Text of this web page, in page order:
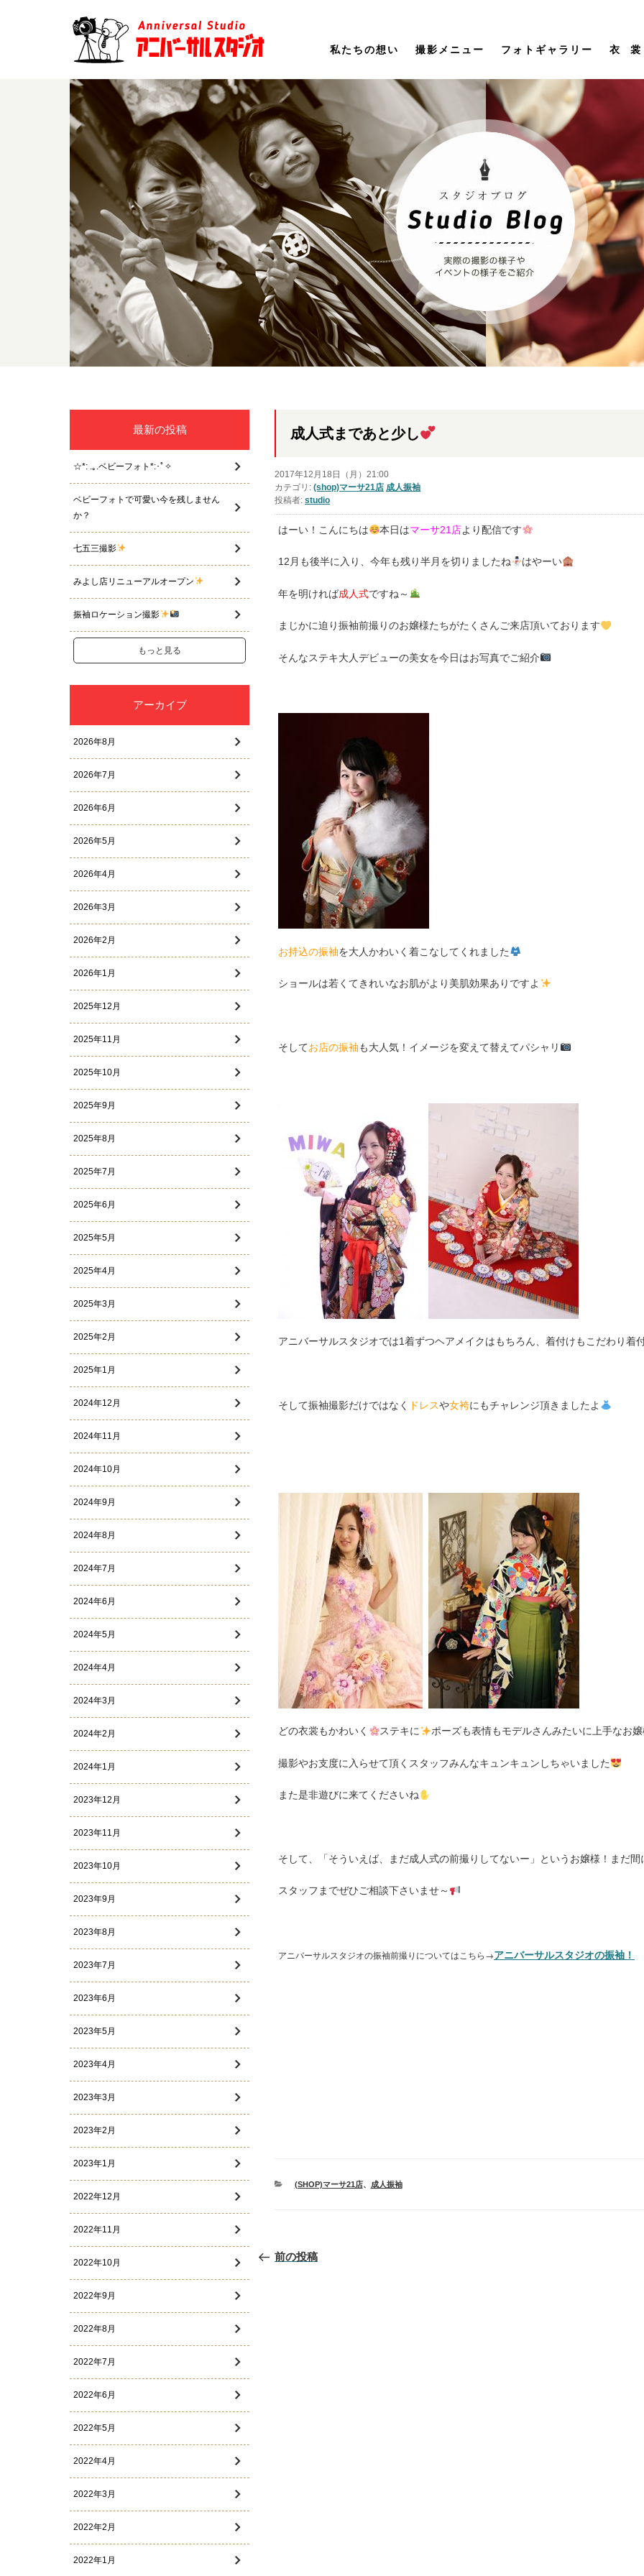
私たちの想い 撮影メニュー フォトギャラリー 衣
成人式まであと少し
2017年12月18日（月）21:00
カテゴリ: (shop)マーサ21店 成人振袖
投稿者: studio
はーい！こんにちは 本日はマーサ21店より配信です
12月も後半に入り、今年も残り半月を切りましたね はやーい
年を明ければ成人式ですね～
まじかに迫り振袖前撮りのお嬢様たちがたくさんご来店頂いております
そんなステキ大人デビューの美女を今日はお写真でご紹介
お持込の振袖を大人かわいく着こなしてくれました
ショールは若くてきれいなお肌がより美肌効果ありですよ
そしてお店の振袖 も大人気！イメージを変えて替えてパシャリ
アニバーサルスタジオでは1着ずつヘアメイクはもちろん、着付けもこだわり着
そして振袖撮影だけではなく ドレスや女袴にもチャレンジ頂きましたよ
どの衣裳もかわいく ステキに ポーズも表情もモデルさんみたいに上手なお
撮影やお支度に入らせて頂くスタッフみんなキュンキュンしちゃいました
また是非遊びに来てくださいね
そして、「そういえば、まだ成人式の前撮りしてないー」というお嬢様！まだ間
スタッフまでぜひご相談下さいませ～
アニバーサルスタジオの振袖前撮りについてはこちら→アニバーサルスタジオの振袖！
カ
(SHOP)マーサ21店、 成人振袖
稿
前の投稿
最新の投稿
☆*: .｡.ベビーフォト*:･ﾟ✧
ベビーフォトで可愛い今を残しません
か？
七五三撮影
みよし店リニューアルオープン
振袖ロケーション撮影
もっと見る
アーカイブ
2026年8月
2026年7月
2026年6月
2026年5月
2026年4月
2026年3月
2026年2月
2026年1月
2025年12月
2025年11月
2025年10月
2025年9月
2025年8月
2025年7月
2025年6月
2025年5月
2025年4月
2025年3月
2025年2月
2025年1月
2024年12月
2024年11月
2024年10月
2024年9月
2024年8月
2024年7月
2024年6月
2024年5月
2024年4月
2024年3月
2024年2月
2024年1月
2023年12月
2023年11月
2023年10月
2023年9月
2023年8月
2023年7月
2023年6月
2023年5月
2023年4月
2023年3月
2023年2月
2023年1月
2022年12月
2022年11月
2022年10月
2022年9月
2022年8月
2022年7月
2022年6月
2022年5月
2022年4月
2022年3月
2022年2月
2022年1月